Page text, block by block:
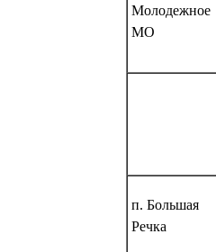
Молодежное
МО
п. Большая
Речка